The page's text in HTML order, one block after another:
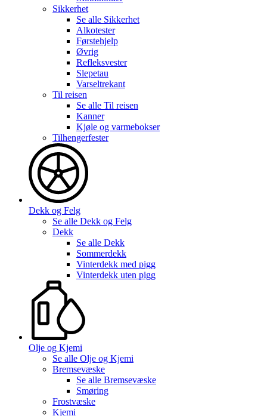
Sikkerhet
Se alle Sikkerhet
Alkotester
Førstehjelp
Øvrig
Refleksvester
Slepetau
Varseltrekant
Til reisen
Se alle Til reisen
Kanner
Kjøle og varmebokser
Tilhengerfester
Dekk og Felg
Se alle Dekk og Felg
Dekk
Se alle Dekk
Sommerdekk
Vinterdekk med pigg
Vinterdekk uten pigg
Olje og Kjemi
Se alle Olje og Kjemi
Bremsevæske
Se alle Bremsevæske
Smøring
Frostvæske
Kjemi